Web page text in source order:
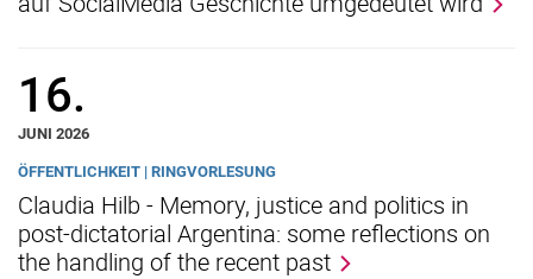
16.
JUNI 2026
ÖFFENTLICHKEIT | RINGVORLESUNG
Claudia Hilb - Memory, justice and politics in
post-dictatorial Argentina: some reflections on
the handling of the recent past